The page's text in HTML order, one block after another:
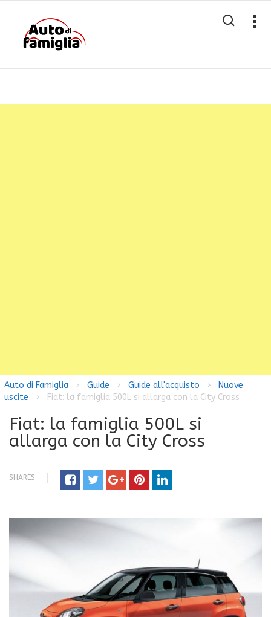
Auto di Famiglia > Guide > Guide all'acquisto >
Nuove
uscite
> Fiat: la famiglia 500L si allarga con la City Cross
Fiat: la famiglia 500L si
allarga con la City Cross
SHARES